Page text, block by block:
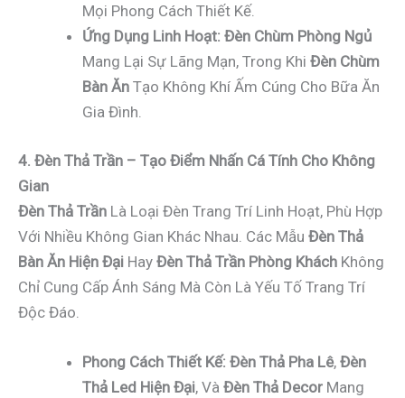
Mọi Phong Cách Thiết Kế.
Ứng Dụng Linh Hoạt: Đèn Chùm Phòng Ngủ
Mang Lại Sự Lãng Mạn, Trong Khi Đèn Chùm
Bàn Ăn Tạo Không Khí Ấm Cúng Cho Bữa Ăn
Gia Đình.
4. Đèn Thả Trần – Tạo Điểm Nhấn Cá Tính Cho Không
Gian
Đèn Thả Trần Là Loại Đèn Trang Trí Linh Hoạt, Phù Hợp
Với Nhiều Không Gian Khác Nhau. Các Mẫu Đèn Thả
Bàn Ăn Hiện Đại Hay Đèn Thả Trần Phòng Khách Không
Chỉ Cung Cấp Ánh Sáng Mà Còn Là Yếu Tố Trang Trí
Độc Đáo.
Phong Cách Thiết Kế: Đèn Thả Pha Lê, Đèn
Thả Led Hiện Đại, Và Đèn Thả Decor Mang